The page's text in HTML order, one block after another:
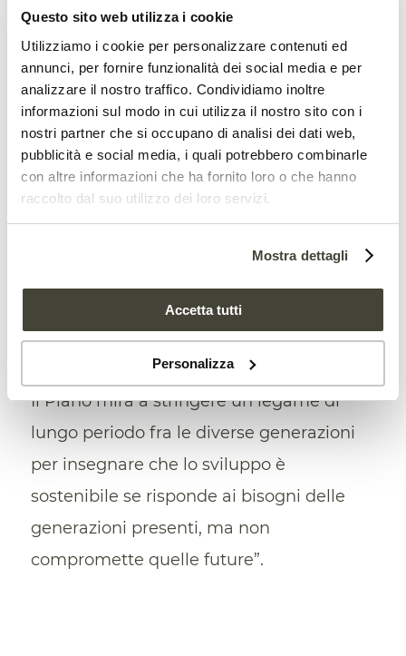
Questo sito web utilizza i cookie
Utilizziamo i cookie per personalizzare contenuti ed
annunci, per fornire funzionalità dei social media e per
analizzare il nostro traffico. Condividiamo inoltre
informazioni sul modo in cui utilizza il nostro sito con i
nostri partner che si occupano di analisi dei dati web,
pubblicità e social media, i quali potrebbero combinarle
con altre informazioni che ha fornito loro o che hanno
raccolto dal suo utilizzo dei loro servizi.
Mostra dettagli
Accetta tutti
Personalizza
“La scuola – spiegano dal Ministero
dell’Istruzione – ha il compito di educare
le studentesse e gli studenti ad abitare il
mondo in modo nuovo e sostenibile e di
renderli protagonisti del cambiamento.
cambiamenti climatici, ma è tempo di
generare un nuovo modo di abitare che
guardi “lontano” nel tempo e nello spazio.
Il Piano mira a stringere un legame di
lungo periodo fra le diverse generazioni
per insegnare che lo sviluppo è
sostenibile se risponde ai bisogni delle
generazioni presenti, ma non
compromette quelle future”.